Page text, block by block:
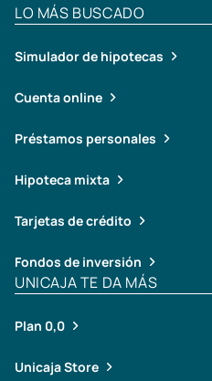
LO MÁS BUSCADO
Simulador de hipotecas
Cuenta online
Préstamos personales
Hipoteca mixta
Tarjetas de crédito
Fondos de inversión
UNICAJA TE DA MÁS
Plan 0,0
Unicaja Store